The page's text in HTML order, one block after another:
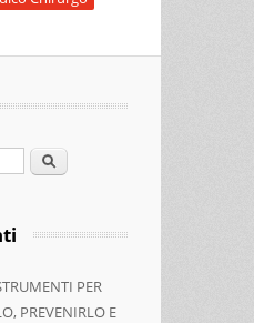
Cerca
PER
PREVENIRLO E